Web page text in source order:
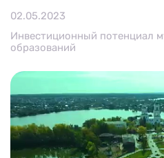
02.05.2023
Инвестиционный потенциал
образований